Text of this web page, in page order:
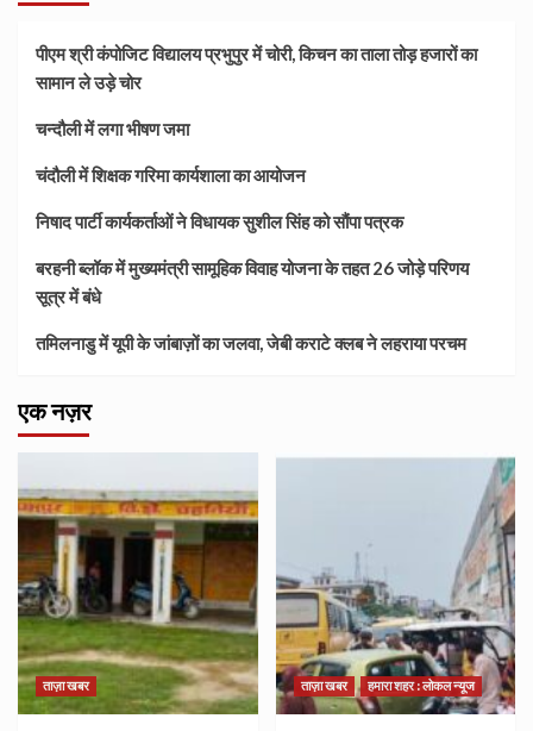
पीएम श्री कंपोजिट विद्यालय प्रभुपुर में चोरी, किचन का ताला तोड़ हजारों का
सामान ले उड़े चोर
चन्दौली में लगा भीषण जमा
चंदौली में शिक्षक गरिमा कार्यशाला का आयोजन
निषाद पार्टी कार्यकर्ताओं ने विधायक सुशील सिंह को सौंपा पत्रक
बरहनी ब्लॉक में मुख्यमंत्री सामूहिक विवाह योजना के तहत 26 जोड़े परिणय
सूत्र में बंधे
तमिलनाडु में यूपी के जांबाज़ों का जलवा, जेबी कराटे क्लब ने लहराया परचम
एक नज़र
ताज़ा खबर ताज़ा खबर हमारा शहर : लोकल न्यूज